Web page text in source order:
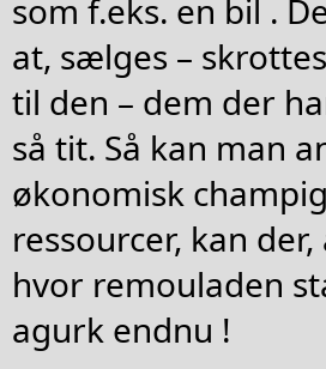
som f.eks. en bil .
at, sælges –
til den – dem der
så tit. Så kan man
økonomisk
ressourcer, kan
hvor remouladen
agurk endnu !